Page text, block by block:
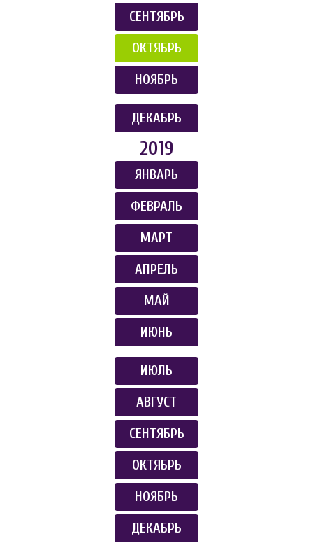
СЕНТЯБРЬ
ОКТЯБРЬ
НОЯБРЬ
ДЕКАБРЬ
2019
ЯНВАРЬ
ФЕВРАЛЬ
МАРТ
АПРЕЛЬ
МАЙ
ИЮНЬ
ИЮЛЬ
АВГУСТ
СЕНТЯБРЬ
ОКТЯБРЬ
НОЯБРЬ
ДЕКАБРЬ